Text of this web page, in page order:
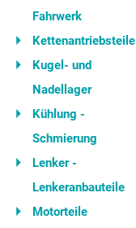
Fahrwerk
Kettenantriebsteile
Kugel- und
Nadellager
Kühlung -
Schmierung
Lenker -
Lenkeranbauteile
Motorteile